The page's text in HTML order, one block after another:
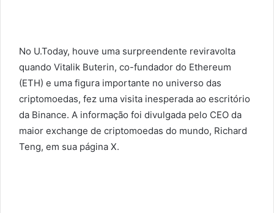
No U.Today, houve uma surpreendente reviravolta
quando Vitalik Buterin, co-fundador do Ethereum
(ETH) e uma figura importante no universo das
criptomoedas, fez uma visita inesperada ao escritório
da Binance. A informação foi divulgada pelo CEO da
maior exchange de criptomoedas do mundo, Richard
Teng, em sua página X.